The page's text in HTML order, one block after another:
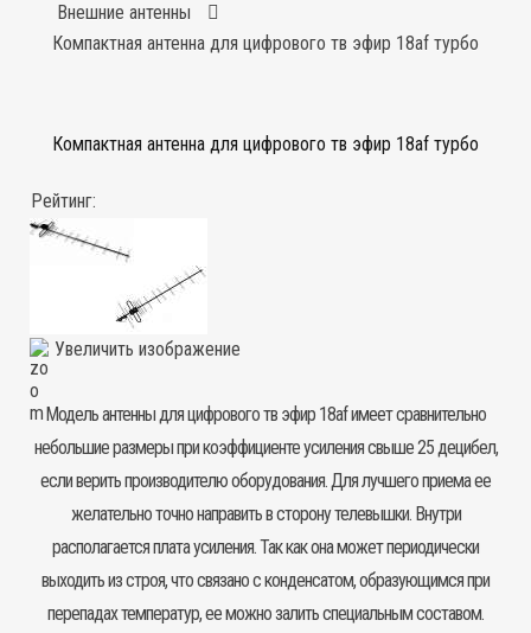
Внешние антенны
Компактная антенна для цифрового тв эфир 18af турбо
Компактная антенна для цифрового тв эфир 18af турбо
Рейтинг:
Увеличить изображение
Модельантенныдля цифрового тв эфир 18af имеет сравнительно
небольшие размеры при коэффициенте усиления свыше 25 децибел,
если верить производителю оборудования. Для лучшего приема ее
желательно точно направить в сторону телевышки. Внутри
располагается плата усиления. Так как она может периодически
выходить из строя, что связано с конденсатом, образующимся при
перепадах температур, ее можно залить специальным составом.